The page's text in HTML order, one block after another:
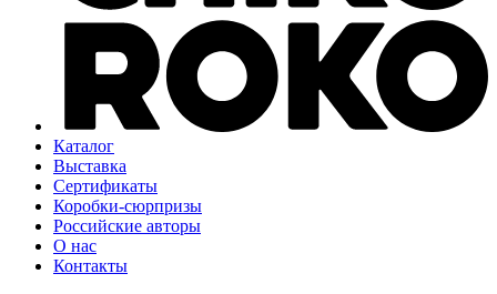
Каталог
Выставка
Сертификаты
Коробки-сюрпризы
Российские авторы
О нас
Контакты